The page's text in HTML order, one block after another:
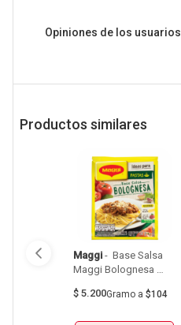
Opiniones de los usuarios
Productos similares
Maggi - Base Salsa
Maggi Bolognesa
$ 5.200Gramo a $104